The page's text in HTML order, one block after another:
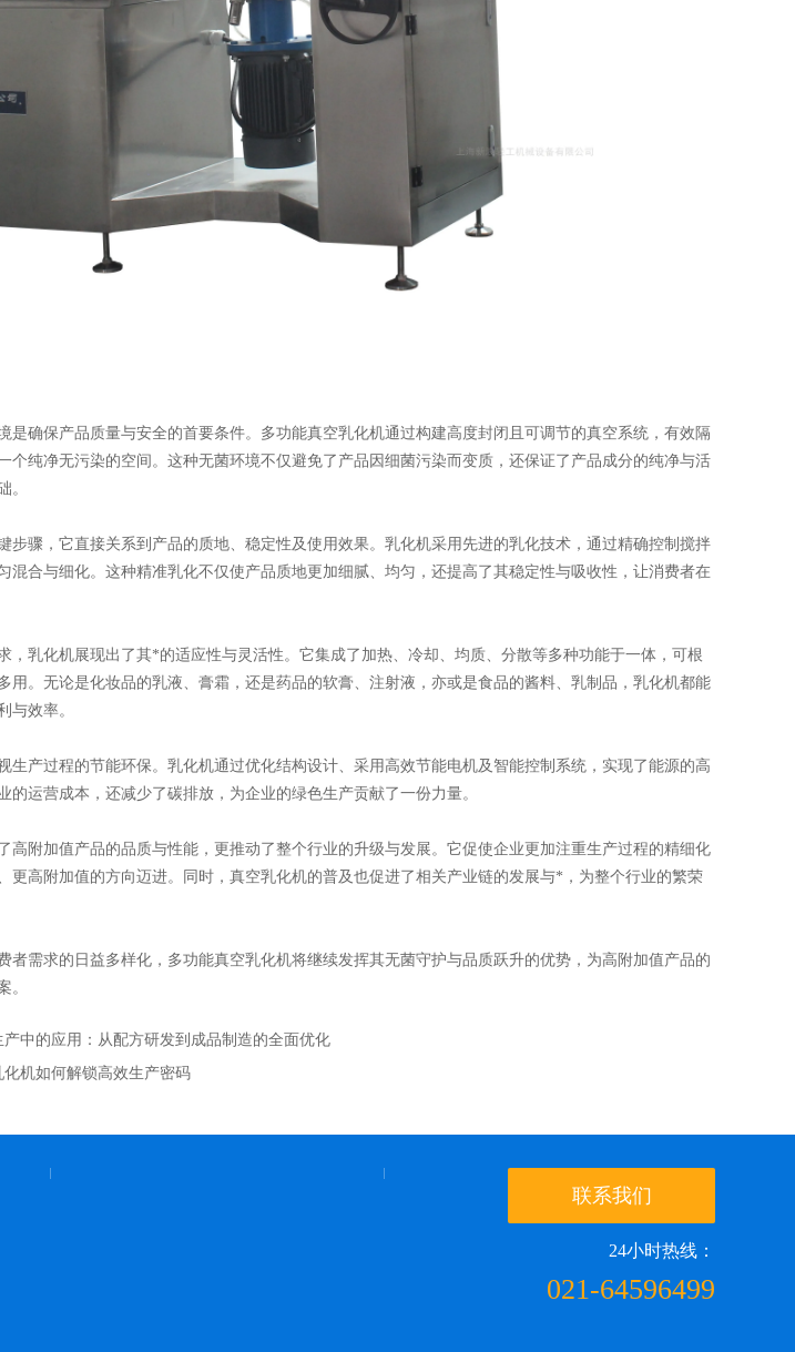
确保产品质量与安全的首要条件。多功能真空乳化机通过构建高度封闭且可调节的真空系统，有效隔
个纯净无污染的空间。这种无菌环境不仅避免了产品因细菌污染而变质，还保证了产品成分的纯净与活
。
骤，它直接关系到产品的质地、稳定性及使用效果。乳化机采用先进的乳化技术，通过精确控制搅拌
混合与细化。这种精准乳化不仅使产品质地更加细腻、均匀，还提高了其稳定性与吸收性，让消费者在
乳化机展现出了其*的适应性与灵活性。它集成了加热、冷却、均质、分散等多种功能于一体，可根
用。无论是化妆品的乳液、膏霜，还是药品的软膏、注射液，亦或是食品的酱料、乳制品，乳化机都能
与效率。
产过程的节能环保。乳化机通过优化结构设计、采用高效节能电机及智能控制系统，实现了能源的高
运营成本，还减少了碳排放，为企业的绿色生产贡献了一份力量。
附加值产品的品质与性能，更推动了整个行业的升级与发展。它促使企业更加注重生产过程的精细化
更高附加值的方向迈进。同时，真空乳化机的普及也促进了相关产业链的发展与*，为整个行业的繁荣
需求的日益多样化，多功能真空乳化机将继续发挥其无菌守护与品质跃升的优势，为高附加值产品的
。
中的应用：从配方研发到成品制造的全面优化
机如何解锁高效生产密码
联系我们
24小时热线：
021-64596499